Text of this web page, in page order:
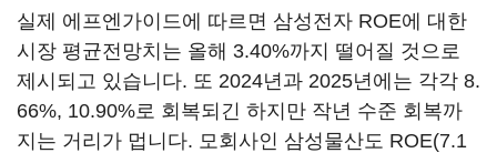
실제 에프엔가이드에 따르면 삼성전자 ROE에 대한
시장 평균전망치는 올해 3.40%까지 떨어질 것으로
제시되고 있습니다. 또 2024년과 2025년에는 각각 8.
66%, 10.90%로 회복되긴 하지만 작년 수준 회복까
지는 거리가 멉니다. 모회사인 삼성물산도 ROE(7.1